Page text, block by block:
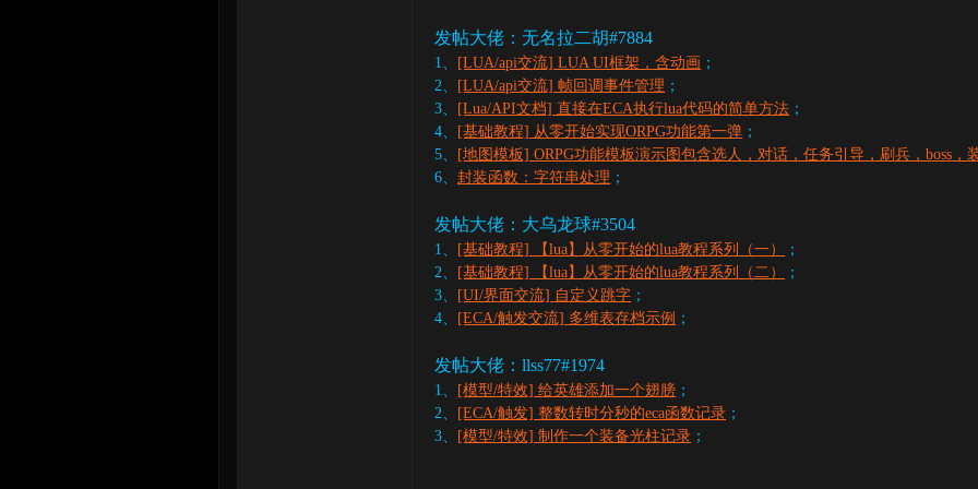
发帖大佬：无名拉二胡#7884
1、 [LUA/api交流] LUA UI框架，含动画 ；
2、
[LUA/api交流] 帧回调事件管理 ；
3、
[Lua/API文档] 直接在ECA执行lua代码的简单方法 ；
4、
[基础教程] 从零开始实现ORPG功能第一弹 ；
5、
[地图模板] ORPG功能模板演示图包含选人，对话，任务引导，刷兵，boss，
6、封装函数：字符串处理 ；
发帖大佬：大乌龙球#3504
1、 [基础教程] 【lua】从零开始的lua教程系列（一）
；
2、
[基础教程] 【lua】从零开始的lua教程系列（二）
；
3、
[UI/界面交流] 自定义跳字 ；
4、
[ECA/触发交流] 多维表存档示例 ；
发帖大佬：llss77#1974
1、 [模型/特效] 给英雄添加一个翅膀 ；
2、
[ECA/触发] 整数转时分秒的eca函数记录 ；
3、
[模型/特效] 制作一个装备光柱记录 ；